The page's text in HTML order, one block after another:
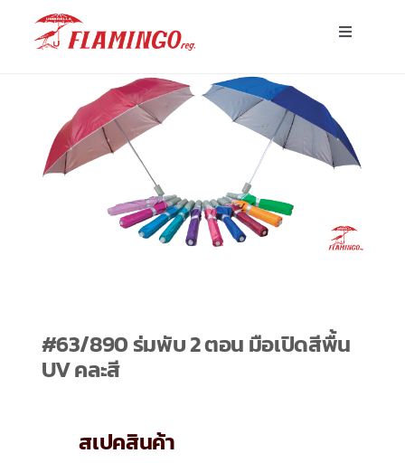
Toggle
ร่มพร้อมส่ง
ร่มโฆษณาสั่งผลิต
บทความ
เกี่ยวกับเรา
#63/890 ร่มพับ 2 ตอน มือเปิดสีพื้น
UV คละสี
สเปคสินค้า